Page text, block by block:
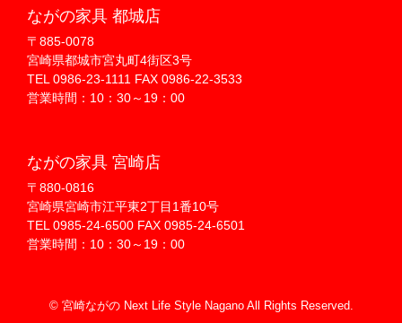
ながの家具 都城店
〒885-0078
宮崎県都城市宮丸町4街区3号
TEL 0986-23-1111 FAX 0986-22-3533
営業時間：10：30～19：00
ながの家具 宮崎店
〒880-0816
宮崎県宮崎市江平東2丁目1番10号
TEL 0985-24-6500 FAX 0985-24-6501
営業時間：10：30～19：00
© 宮崎ながの Next Life Style Nagano All Rights Reserved.